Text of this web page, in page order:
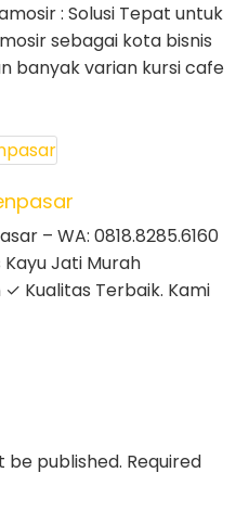
: Solusi Tepat untuk
sebagai kota bisnis
banyak varian kursi cafe
– WA: 0818.8285.6160
Kayu Jati Murah
Kualitas Terbaik. Kami
be published. Required